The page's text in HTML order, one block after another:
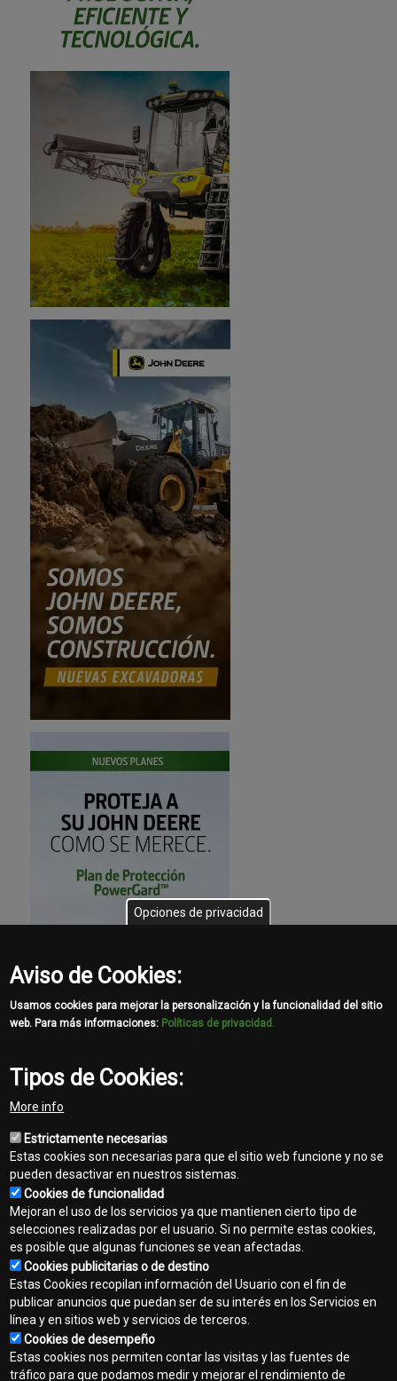
Footer
menu
Contacto
Mapa del sitio
Normas de privacidad
Opciones de privacidad
Aviso de Cookies:
Usamos cookies para mejorar la personalización y la funcionalidad del sitio
web. Para más informaciones: Políticas de privacidad.
Tipos de Cookies:
More info
Estrictamente necesarias
Estas cookies son necesarias para que el sitio web funcione y no se
pueden desactivar en nuestros sistemas.
Cookies de funcionalidad
Mejoran el uso de los servicios ya que mantienen cierto tipo de
selecciones realizadas por el usuario. Si no permite estas cookies,
es posible que algunas funciones se vean afectadas.
Cookies publicitarias o de destino
Estas Cookies recopilan información del Usuario con el fin de
publicar anuncios que puedan ser de su interés en los Servicios en
línea y en sitios web y servicios de terceros.
Cookies de desempeño
Estas cookies nos permiten contar las visitas y las fuentes de
tráfico para que podamos medir y mejorar el rendimiento de